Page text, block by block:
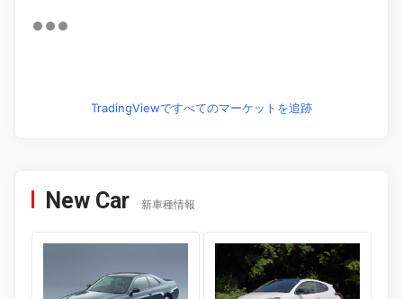
TradingViewですべてのマーケットを追跡
New Car 新車種情報